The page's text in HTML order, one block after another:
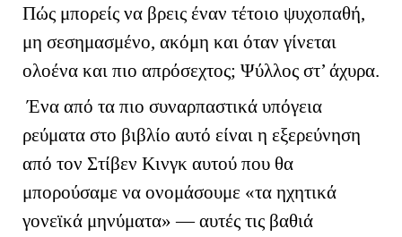
Πώς μπορείς να βρεις έναν τέτοιο ψυχοπαθή,
μη σεσημασμένο, ακόμη και όταν γίνεται
ολοένα και πιο απρόσεχτος; Ψύλλος στ’ άχυρα.
Ένα από τα πιο συναρπαστικά υπόγεια
ρεύματα στο βιβλίο αυτό είναι η εξερεύνηση
από τον Στίβεν Κινγκ αυτού που θα
μπορούσαμε να ονομάσουμε «τα ηχητικά
γονεϊκά μηνύματα» — αυτές τις βαθιά